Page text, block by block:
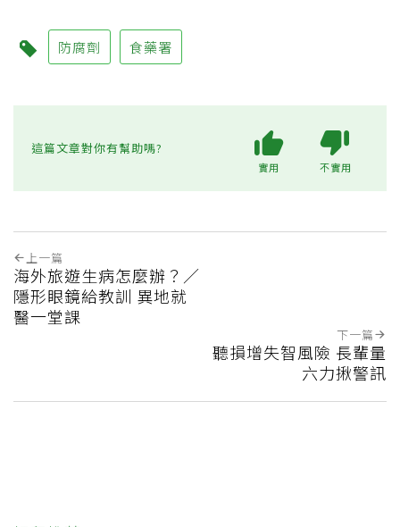
防腐劑 食藥署
這篇文章對你有幫助嗎?
實用 不實用
上一篇
海外旅遊生病怎麼辦？／
隱形眼鏡給教訓 異地就
醫一堂課
下一篇
聽損增失智風險 長輩量
六力揪警訊